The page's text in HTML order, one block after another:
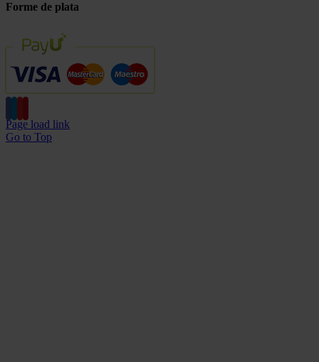
Forme de plata
Page load link
Go to Top